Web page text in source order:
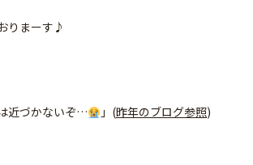
りまーす♪
近づかないぞ… 」(昨年のブログ参照)